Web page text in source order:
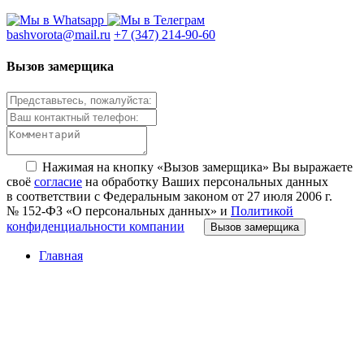
bashvorota@mail.ru +7 (347) 214-90-60
Вызов замерщика
Нажимая на кнопку «Вызов замерщика» Вы выражаете
своё согласие на обработку Ваших персональных данных
в соответствии с Федеральным законом от 27 июля 2006 г.
№ 152-ФЗ «О персональных данных» и Политикой
конфиденциальности компании
Вызов замерщика
Главная